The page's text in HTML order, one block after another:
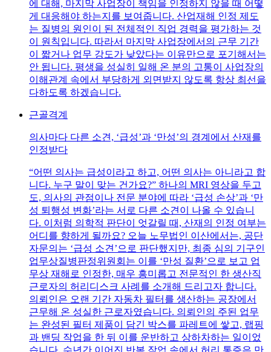
에 대해, 마지막 사업장이 책임을 인정하지 않을 때 어떻
게 대응해야 하는지를 보여줍니다. 산업재해 인정 제도
는 질병의 원인이 된 전체적인 직업 경력을 평가하는 것
이 원칙입니다. 따라서 마지막 사업장에서의 근무 기간
이 짧거나 업무 강도가 낮았다는 이유만으로 포기해서는
안 됩니다. 평생을 성실히 일해 온 분의 고통이 사업장의
이해관계 속에서 부당하게 외면받지 않도록 항상 최선을
다하도록 하겠습니다.
근골격계
의사마다 다른 소견, ‘급성’과 ‘만성’의 경계에서 산재를
인정받다
“어떤 의사는 급성이라고 하고, 어떤 의사는 아니라고 합
니다. 누구 말이 맞는 건가요?” 하나의 MRI 영상을 두고
도, 의사의 관점이나 전문 분야에 따라 ‘급성 손상’과 ‘만
성 퇴행성 변화’라는 서로 다른 소견이 나올 수 있습니
다. 이처럼 의학적 판단이 엇갈릴 때, 산재의 인정 여부는
어디를 향하게 될까요? 오늘 노무법인 이산에서는, 공단
자문의는 ‘급성 소견’으로 판단했지만, 최종 심의 기구인
업무상질병판정위원회는 이를 ‘만성 질환’으로 보고 업
무상 재해로 인정한, 매우 흥미롭고 전문적인 한 생산직
근로자의 허리디스크 사례를 소개해 드리고자 합니다.
의뢰인은 오랜 기간 자동차 필터를 생산하는 공장에서
근무해 온 성실한 근로자였습니다. 의뢰인의 주된 업무
는 완성된 필터 제품이 담긴 박스를 파레트에 쌓고, 랩핑
과 밴딩 작업을 한 뒤 이를 운반하고 상하차하는 일이었